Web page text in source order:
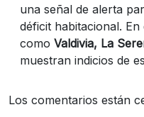
una señal de alerta
déficit habitacional.
como Valdivia, La
muestran indicios de
Los comentarios están